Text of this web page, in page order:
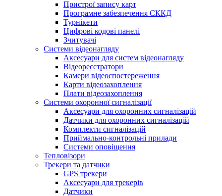
Пристрої запису карт
Програмне забезпечення СККД
Турнікети
Цифрові кодові панелі
Зчитувачі
Системи відеонагляду
Аксесуари для систем відеонагляду
Відеореєстратори
Камери відеоспостереження
Карти відеозахоплення
Плати відеозахоплення
Системи охоронної сигналізації
Аксесуари для охоронних сигналізацій
Датчики для охоронних сигналізацій
Комплекти сигналізацій
Приймально-контрольні прилади
Системи оповіщення
Тепловізори
Трекери та датчики
GPS трекери
Аксесуари для трекерів
Датчики